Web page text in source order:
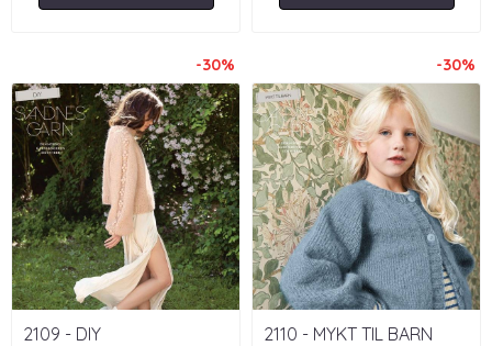
-30%
2109 - DIY
-30%
2110 - MYKT TIL BARN